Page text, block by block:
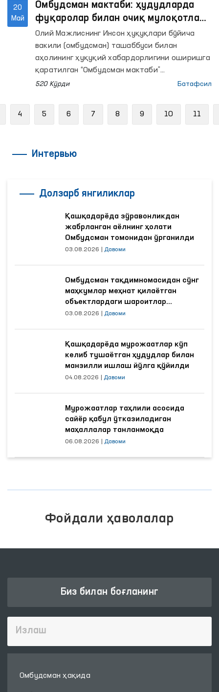
20
Май
Омбудсман мактаби: ҳудудларда
фуқаролар билан очиқ мулоқотлар
ўтказилди
Олий Мажлиснинг Инсон ҳуқуқлари бўйича
вакили (омбудсман) ташаббуси билан
аҳолининг ҳуқуқий хабардорлигини оширишга
қаратилган “Омбудсман мактаби”
платформаси доирасида ҳудудларда аҳоли
520 Кўрди Батафсил
4 5 6 7 8 9 10 11
Интервью
Долзарб янгиликлар
Қашқадарёда зўравонликдан
жабрланган аёлнинг ҳолати
Омбудсман томонидан ўрганилди
03.08.2026 Давоми
Омбудсман тақдимномасидан сўнг
маҳкумлар меҳнат қилаётган
объектлардаги шароитлар
яхшиланди
03.08.2026 Давоми
Қашқадарёда мурожаатлар кўп
келиб тушаётган ҳудудлар билан
манзилли ишлаш йўлга қўйилди
04.08.2026 Давоми
Мурожаатлар таҳлили асосида
сайёр қабул ўтказиладиган
маҳаллалар танланмоқда
06.08.2026 Давоми
Фойдали ҳаволалар
Биз билан боғланинг
Омбудсман ҳақида